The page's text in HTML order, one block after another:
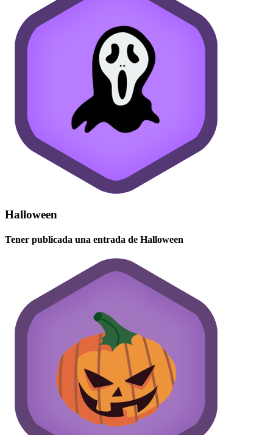
Halloween
Tener publicada una entrada de Halloween